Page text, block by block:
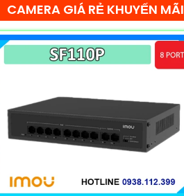
CAMERA GIÁ RẺ KHUYẾN MÃI